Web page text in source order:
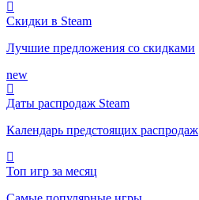
Скидки в Steam
Лучшие предложения со скидками
new
Даты распродаж Steam
Календарь предстоящих распродаж
Топ игр за месяц